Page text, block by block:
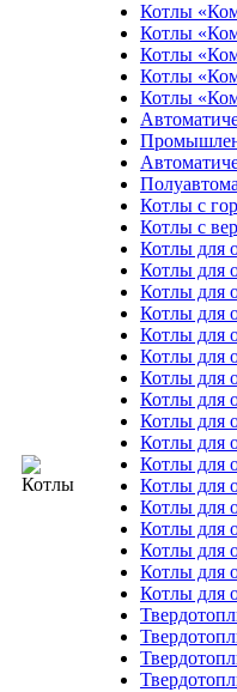
Котлы
Котлы
Котлы
Котлы
Котлы
Котлы с
Котлы с
Котлы для
Котлы для
Котлы для
Котлы для
Котлы для
Котлы для
Котлы для
Котлы для
Котлы для
Котлы для
Котлы для
Котлы для
Котлы для
Котлы для
Котлы для
Котлы для
Котлы для